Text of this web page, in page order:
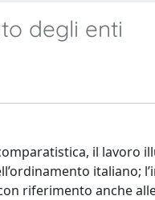
degli enti
il lavoro
italiano;
riferimento anche